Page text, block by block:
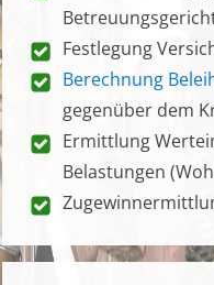
Festlegung
Berechnung
gegenüber dem
Ermittlung
Belastungen